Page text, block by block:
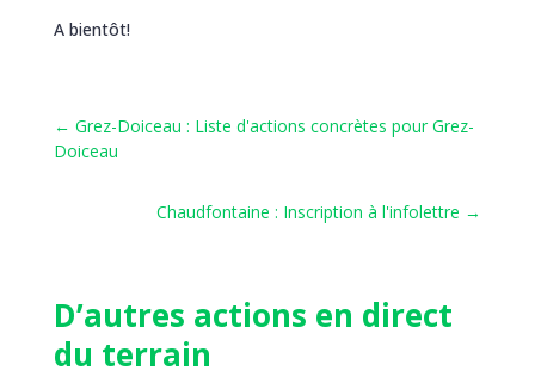
A bientôt!
← Grez-Doiceau : Liste d'actions concrètes pour Grez-
Doiceau
Chaudfontaine : Inscription à l'infolettre →
D’autres actions en direct
du terrain